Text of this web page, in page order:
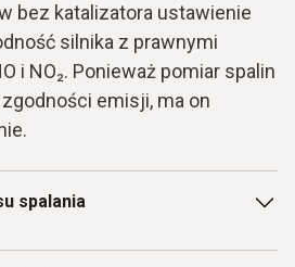
bez katalizatora ustawienie
silnika z prawnymi
i NO₂. Ponieważ pomiar spalin
emisji, ma on
spalania